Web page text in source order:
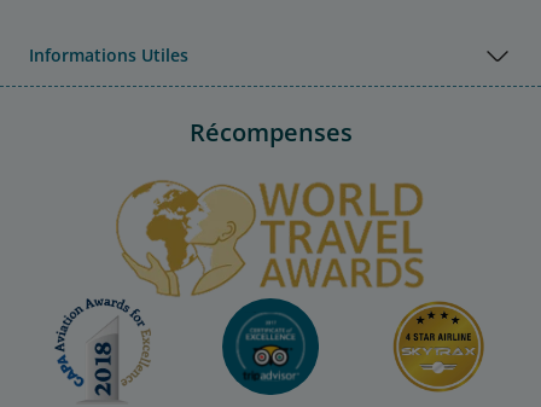
Informations Utiles
Récompenses